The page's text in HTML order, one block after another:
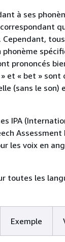
à ses
prononcés
et « bet »
(sans le son)
IPA
les voix en
toutes les
Exemple